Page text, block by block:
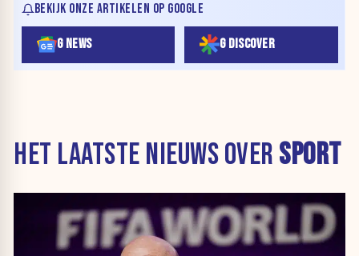
BEKIJK ONZE ARTIKELEN OP GOOGLE
G NEWS G DISCOVER
HET LAATSTE NIEUWS OVER SPORT